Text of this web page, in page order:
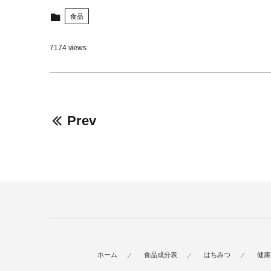
食品
7174 views
Prev
ホーム 食品成分表 はちみつ 健